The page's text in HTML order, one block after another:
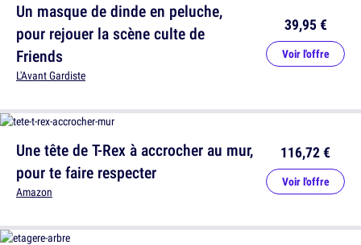
Une tête de T-Rex à accrocher au mur,
pour te faire respecter
Amazon
116,72 €
Voir l'offre
Un masque de dinde en peluche,
pour rejouer la scène culte de
Friends
L'Avant Gardiste
39,95 €
Voir l'offre